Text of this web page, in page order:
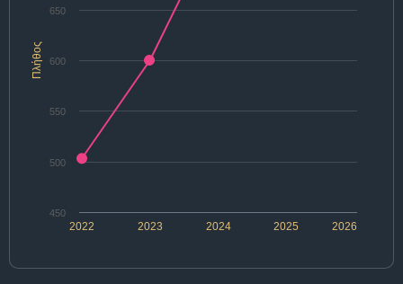
Πλήθος
2025
2022 2023 2024 2026
450
500
550
600
650